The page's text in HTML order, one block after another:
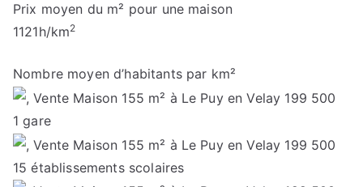
Prix moyen du m² pour une maison
1121h/km2
Nombre moyen d’habitants par km²
1gare
15établissements scolaires